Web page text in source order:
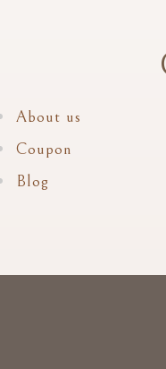
About us
Coupon
Blog